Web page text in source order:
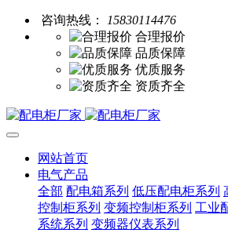
咨询热线：
15830114476
合理报价
品质保障
优质服务
资质齐全
网站首页
电气产品
全部 配电箱系列 低压配电柜系列
控制柜系列 变频控制柜系列 工业
系统系列 变频器仪表系列